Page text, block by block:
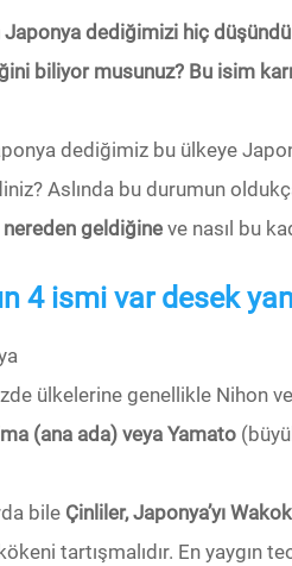
Japonya dediğimizi hiç
biliyor musunuz? Bu isim
dediğimiz bu ülkeye
Aslında bu durumun
nereden geldiğine ve nasıl bu
4 ismi var desek
ülkelerine genellikle Nihon
(ana ada) veya Yamato
bile Çinliler, Japonya’yı
tartışmalıdır. En yaygın